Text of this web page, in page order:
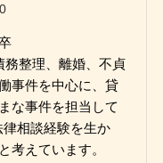
務整理、離婚、不貞
事件を中心に、貸
な事件を担当して
相談経験を生か
考えています。